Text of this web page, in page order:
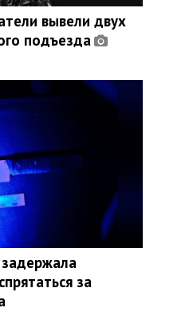
вывели двух
подъезда
за